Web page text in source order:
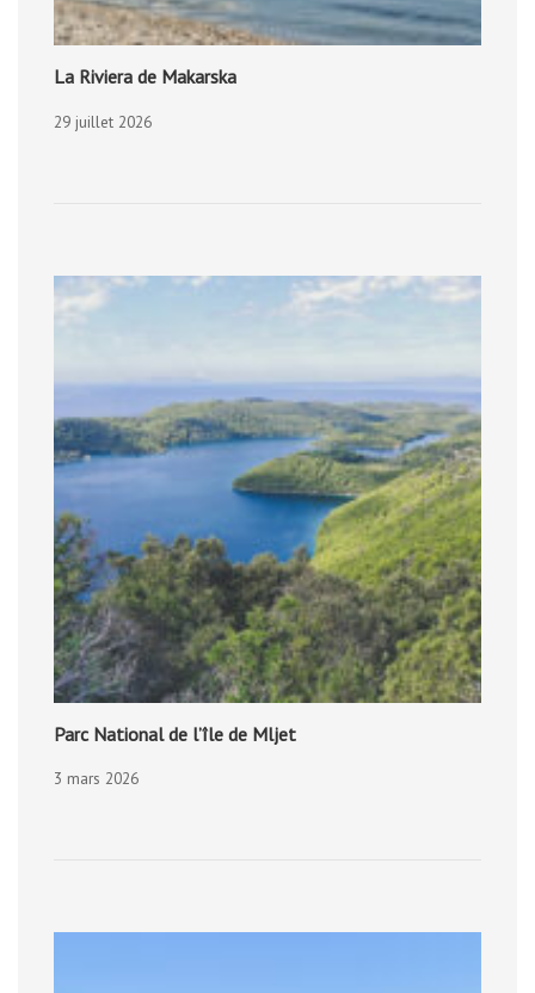
La Riviera de Makarska
29 juillet 2026
Parc National de l’île de Mljet
3 mars 2026